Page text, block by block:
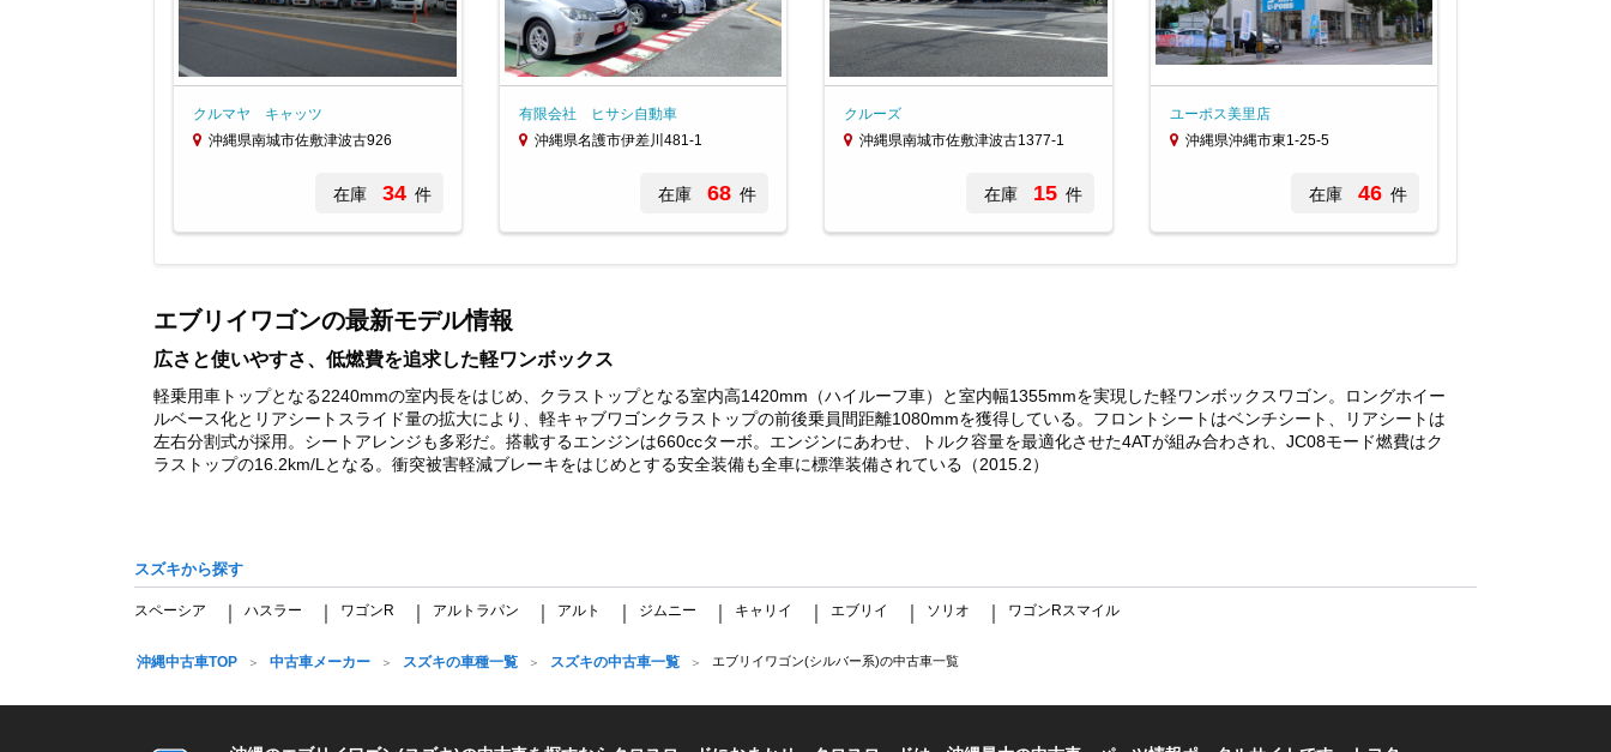
クルマヤ キャッツ
沖縄県南城市佐敷津波古926
在庫 34 件
有限会社 ヒサシ自動車
沖縄県名護市伊差川481-1
在庫 68 件
クルーズ
沖縄県南城市佐敷津波古1377-1
在庫 15 件
ユーポス美里店
沖縄県沖縄市東1-25-5
在庫 46 件
4
エブリイワゴンの最新モデル情報
広さと使いやすさ、低燃費を追求した軽ワンボックス
軽乗用車トップとなる2240mmの室内長をはじめ、クラストップとなる室内高1420mm（ハイルーフ車）と室内幅1355mmを実現した軽ワンボックスワゴン。ロングホイー
ルベース化とリアシートスライド量の拡大により、軽キャブワゴンクラストップの前後乗員間距離1080mmを獲得している。フロントシートはベンチシート、リアシートは
左右分割式が採用。シートアレンジも多彩だ。搭載するエンジンは660ccターボ。エンジンにあわせ、トルク容量を最適化させた4ATが組み合わされ、JC08モード燃費はク
ラストップの16.2km/Lとなる。衝突被害軽減ブレーキをはじめとする安全装備も全車に標準装備されている（2015.2）
スズキから探す
スペーシア ハスラー ワゴンR アルトラパン アルト ジムニー キャリイ エブリイ ソリオ ワゴンRスマイル
沖縄中古車TOP 中古車メーカー スズキの車種一覧 スズキの中古車一覧 エブリイワゴン(シルバー系)の中古車一覧